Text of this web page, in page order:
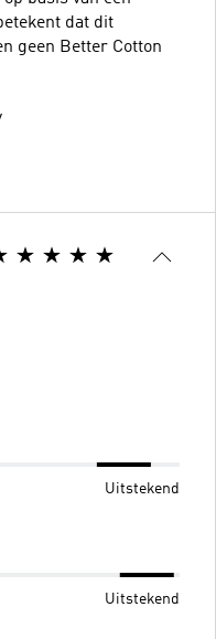
dat dit
geen Better Cotton
Uitstekend
Uitstekend